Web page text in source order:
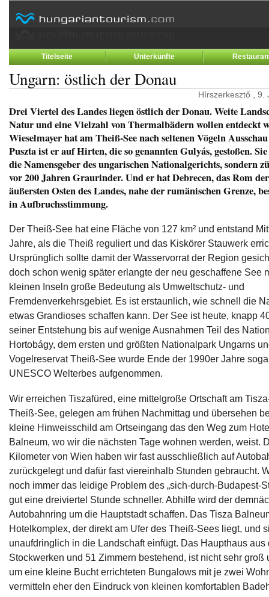
Titelseite Unterkünfte
Ungarn: östlich der Donau
Hírszerkesztő , 9.
Drei Viertel des Landes liegen östlich der Donau. Weite
Natur und eine Vielzahl von Thermalbädern wollen entdeckt
Wieselmayer hat am Theiß-See nach seltenen Vögeln
Puszta ist er auf Hirten, die so genannten Gulyás, gestoßen.
die Namensgeber des ungarischen Nationalgerichts, sondern
vor 200 Jahren Graurinder. Und er hat Debrecen, das Rom
äußersten Osten des Landes, nahe der rumänischen Grenze,
in Aufbruchsstimmung.
Der Theiß-See hat eine Fläche von 127 km² und entstand
Jahre, als die Theiß reguliert und das Kiskörer Stauwerk
Ursprünglich sollte damit der Wasservorrat der Region
doch schon wenig später erlangte der neu geschaffene See
kleinen Inseln große Bedeutung als Umweltschutz- und
Fremdenverkehrsgebiet. Es ist erstaunlich, wie schnell die
etwas Grandioses schaffen kann. Der See ist heute, knapp
seiner Entstehung bis auf wenige Ausnahmen Teil des
Hortobágy, dem ersten und größten Nationalpark Ungarns
Vogelreservat Theiß-See wurde Ende der 1990er Jahre
UNESCO Welterbes aufgenommen.
Wir erreichen Tiszafüred, eine mittelgroße Ortschaft am
Theiß-See, gelegen am frühen Nachmittag und übersehen
kleine Hinweisschild am Ortseingang das den Weg zum
Balneum, wo wir die nächsten Tage wohnen werden, weist.
Kilometer von Wien haben wir fast ausschließlich auf
zurückgelegt und dafür fast viereinhalb Stunden gebraucht.
noch immer das leidige Problem des „sich-durch-Budapest-
gut eine dreiviertel Stunde schneller. Abhilfe wird der
Autobahnring um die Hauptstadt schaffen. Das Tisza
Hotelkomplex, der direkt am Ufer des Theiß-Sees liegt, und
unaufdringlich in die Landschaft einfügt. Das Haupthaus aus
Stockwerken und 51 Zimmern bestehend, ist nicht sehr groß
um eine kleine Bucht errichteten Bungalows mit je zwei
vermitteln eher den Eindruck von kleinen komfortablen